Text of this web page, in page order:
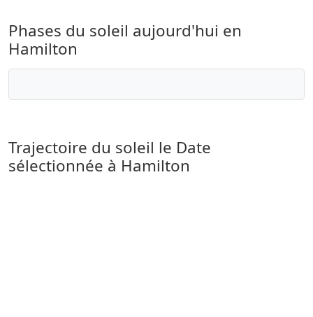
Phases du soleil aujourd'hui en
Hamilton
Trajectoire du soleil le Date
sélectionnée à Hamilton